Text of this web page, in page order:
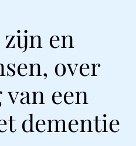
zijn en
over
een
dementie